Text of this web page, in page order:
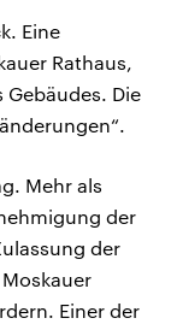
Eine
Rathaus,
Die
Mehr als
der
der
Einer der